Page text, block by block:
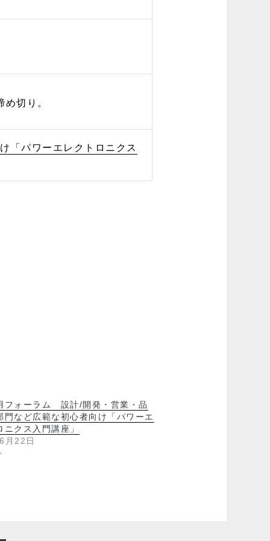
切り。
「パワーエレクトロニクス
フォーラム 設計/開発・営業・品
門など広範な初心者向け「パワーエ
ニクス入門講座」
月22日